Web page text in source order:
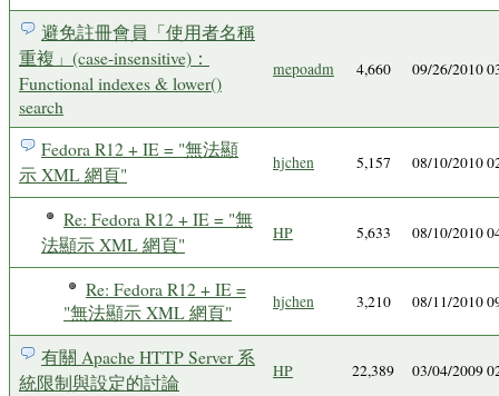
避免註冊會員「使用者名稱
重複」(case-insensitive)：
Functional indexes & lower()
search
mepoadm 4,660 09/26/2010
Fedora R12 + IE = "無法顯
示 XML 網頁"
hjchen 5,157 08/10/2010
Re: Fedora R12 + IE = "無
法顯示 XML 網頁"
HP 5,633 08/10/2010
Re: Fedora R12 + IE =
"無法顯示 XML 網頁"
hjchen 3,210 08/11/2010
有關 Apache HTTP Server 系
統限制與設定的討論
HP 22,389 03/04/2009